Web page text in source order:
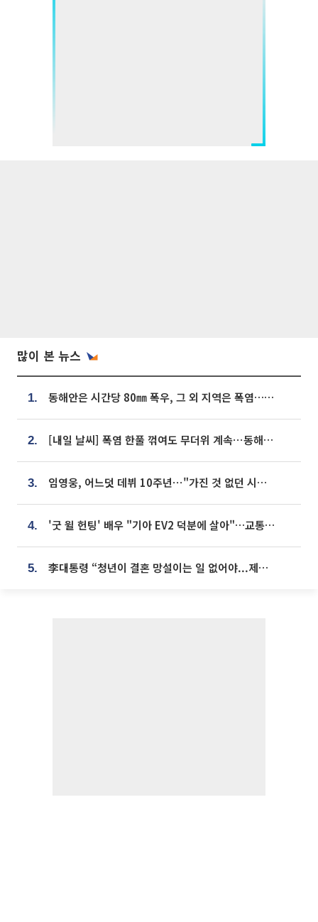
많이 본 뉴스
1. 동해안은 시간당 80㎜ 폭우, 그 외 지역은 폭염…‘극과 극 날씨’
2. [내일 날씨] 폭염 한풀 꺾여도 무더위 계속⋯동해안 이틀 연속 비
3. 임영웅, 어느덧 데뷔 10주년⋯"가진 것 없던 시절, 내 앞엔 20명의 팬뿐"
4. '굿 윌 헌팅' 배우 "기아 EV2 덕분에 살아"…교통사고 후 안전성 극찬
5. 李대통령 “청년이 결혼 망설이는 일 없어야...제도상 불이익 조사”